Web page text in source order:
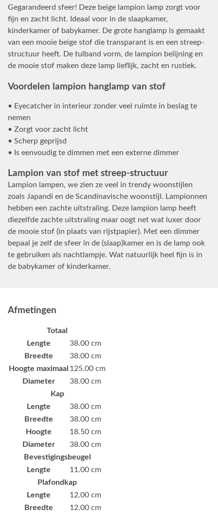
Gegarandeerd sfeer! Deze beige lampion lamp zorgt voor
fijn en zacht licht. Ideaal voor in de slaapkamer,
kinderkamer of babykamer. De grote hanglamp is gemaakt
van een mooie beige stof die transparant is en een streep-
structuur heeft. De tulband vorm, de lampion belijning en
de mooie stof maken deze lamp lieflijk, zacht en rustiek.
Voordelen lampion hanglamp van stof
• Eyecatcher in interieur zonder veel ruimte in beslag te
nemen
• Zorgt voor zacht licht
• Scherp geprijsd
• Is eenvoudig te dimmen met een externe dimmer
Lampion van stof met streep-structuur
Lampion lampen, we zien ze veel in trendy woonstijlen
zoals Japandi en de Scandinavische woonstijl. Lampionnen
hebben een zachte uitstraling. Deze lampion lamp heeft
diezelfde zachte uitstraling maar oogt net wat luxer door
de mooie stof (in plaats van rijstpapier). Met een dimmer
bepaal je zelf de sfeer in de (slaap)kamer en is de lamp ook
te gebruiken als nachtlampje. Wat natuurlijk heel fijn is in
de babykamer of kinderkamer.
Afmetingen
Totaal
Lengte
38.00 cm
Breedte
38.00 cm
Hoogte maximaal 125.00 cm
Diameter
38.00 cm
Kap
Lengte
38.00 cm
Breedte
38.00 cm
Hoogte
18.50 cm
Diameter
38.00 cm
Bevestigingsbeugel
Lengte
11.00 cm
Plafondkap
Lengte
12.00 cm
Breedte
12.00 cm